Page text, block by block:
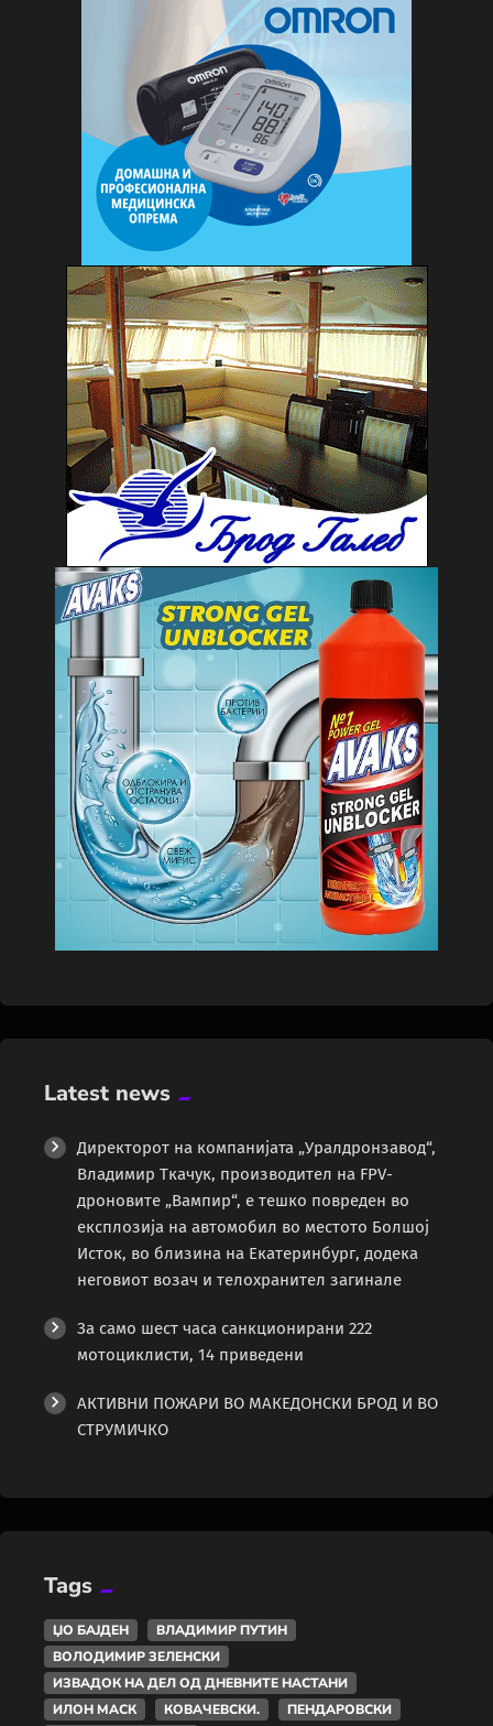
Latest news
Директорот на компанијата „Уралдронзавод“,
Владимир Ткачук, производител на FPV-
дроновите „Вампир“, е тешко повреден во
експлозија на автомобил во местото Болшој
Исток, во близина на Екатеринбург, додека
неговиот возач и телохранител загинале
За само шест часа санкционирани 222
мотоциклисти, 14 приведени
АКТИВНИ ПОЖАРИ ВО МАКЕДОНСКИ БРОД И ВО
СТРУМИЧКО
Tags
ЏО БАЈДЕН
ВЛАДИМИР ПУТИН
ВОЛОДИМИР ЗЕЛЕНСКИ
ИЗВАДОК НА ДЕЛ ОД ДНЕВНИТЕ НАСТАНИ
ИЛОН МАСК
КОВАЧЕВСКИ.
ПЕНДАРОВСКИ